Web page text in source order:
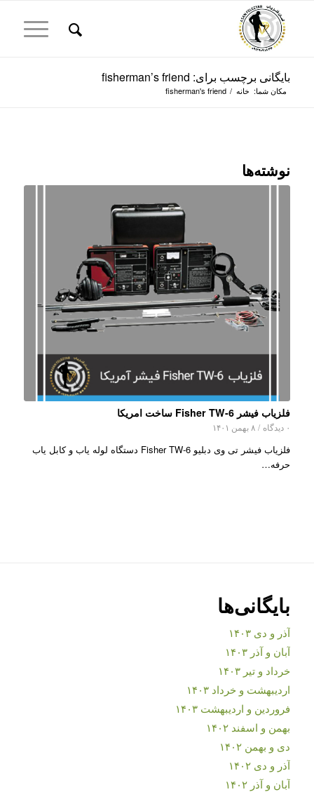
بایگانی برچسب برای: fisherman’s friend
مکان شما: خانه /
fisherman's friend
نوشته‌ها
فلزیاب فیشر Fisher TW-6 ساخت امریکا
۰ دیدگاه / ۸ بهمن ۱۴۰۱
فلزیاب فیشر تی وی دبلیو Fisher TW-6 دستگاه لوله یاب و کابل یاب
حرفه…
بایگانی‌ها
آذر و دی ۱۴۰۳
آبان و آذر ۱۴۰۳
خرداد و تیر ۱۴۰۳
اردیبهشت و خرداد ۱۴۰۳
فروردین و اردیبهشت ۱۴۰۳
بهمن و اسفند ۱۴۰۲
دی و بهمن ۱۴۰۲
آذر و دی ۱۴۰۲
آبان و آذر ۱۴۰۲